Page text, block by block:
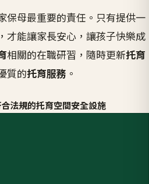
保母最重要的責任。只有提供一
才能讓家長安心，讓孩子快樂成
相關的在職研習，隨時更新托育
質的托育服務 。
法規的托育空間安全設施